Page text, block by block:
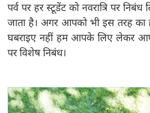
पर्व पर हर स्टूडेंट को नवरात्रि पर
जाता है। अगर आपको भी इस तरह का
घबराइए नहीं हम आपके लिए लेकर आए
पर विशेष निबंध।